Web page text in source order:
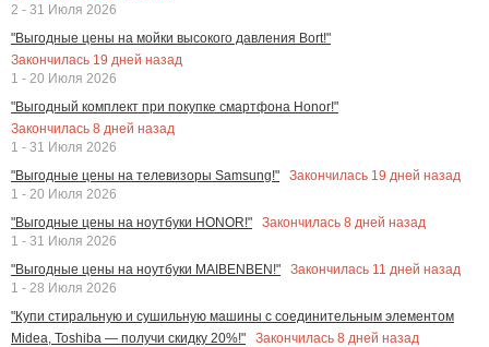
2 - 31 Июля 2026
"Выгодные цены на мойки высокого давления Bort!"
Закончилась 19 дней назад
1 - 20 Июля 2026
"Выгодный комплект при покупке смартфона Honor!"
Закончилась 8 дней назад
1 - 31 Июля 2026
"Выгодные цены на телевизоры Samsung!"
Закончилась 19 дней назад
1 - 20 Июля 2026
"Выгодные цены на ноутбуки HONOR!"
Закончилась 8 дней назад
1 - 31 Июля 2026
"Выгодные цены на ноутбуки MAIBENBEN!"
Закончилась 11 дней назад
1 - 28 Июля 2026
"Купи стиральную и сушильную машины с соединительным элементом
Midea, Toshiba — получи скидку 20%!"
Закончилась 8 дней назад